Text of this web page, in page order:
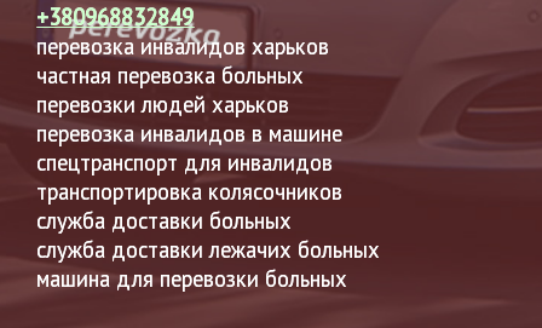
+380968832849
перевозка инвалидов харьков
частная перевозка больных
перевозки людей харьков
перевозка инвалидов в машине
спецтранспорт для инвалидов
транспортировка колясочников
служба доставки больных
служба доставки лежачих больных
машина для перевозки больных